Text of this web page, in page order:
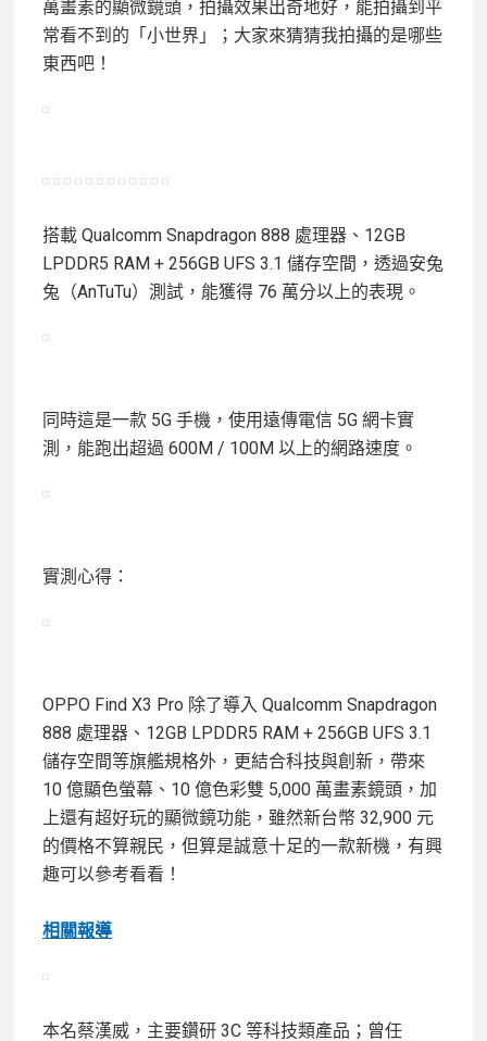
萬畫素的顯微鏡頭，拍攝效果出奇地好，能拍攝到平
常看不到的「小世界」；大家來猜猜我拍攝的是哪些
東西吧！
搭載 Qualcomm Snapdragon 888 處理器、12GB
LPDDR5 RAM + 256GB UFS 3.1 儲存空間，透過安兔
兔（AnTuTu）測試，能獲得 76 萬分以上的表現。
同時這是一款 5G 手機，使用遠傳電信 5G 網卡實
測，能跑出超過 600M / 100M 以上的網路速度。
實測心得：
OPPO Find X3 Pro 除了導入 Qualcomm Snapdragon
888 處理器、12GB LPDDR5 RAM + 256GB UFS 3.1
儲存空間等旗艦規格外，更結合科技與創新，帶來
10 億顯色螢幕、10 億色彩雙 5,000 萬畫素鏡頭，加
上還有超好玩的顯微鏡功能，雖然新台幣 32,900 元
的價格不算親民，但算是誠意十足的一款新機，有興
趣可以參考看看！
相關報導
本名蔡漢威，主要鑽研 3C 等科技類產品；曾任